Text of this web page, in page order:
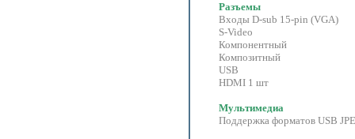
Разъемы
Входы D-sub 15-pin (VGA)
S-Video
Компонентный
Композитный
USB
HDMI 1 шт
Мультимедиа
Поддержка форматов USB